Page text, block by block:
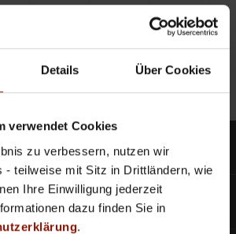
Details Über Cookies
verwendet Cookies
zu verbessern, nutzen wir
- teilweise mit Sitz in Drittländern, wie
Ihre Einwilligung jederzeit
dazu finden Sie in
.
CLOUD